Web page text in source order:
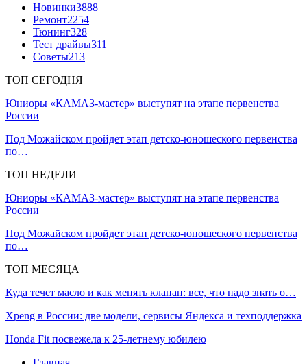
Новинки3888
Ремонт2254
Тюнинг328
Тест драйвы311
Советы213
ТОП СЕГОДНЯ
Юниоры «КАМАЗ-мастер» выступят на этапе первенства
России
Под Можайском пройдет этап детско-юношеского первенства
по…
ТОП НЕДЕЛИ
Юниоры «КАМАЗ-мастер» выступят на этапе первенства
России
Под Можайском пройдет этап детско-юношеского первенства
по…
ТОП МЕСЯЦА
Куда течет масло и как менять клапан: все, что надо знать о…
Xpeng в России: две модели, сервисы Яндекса и техподдержка
Honda Fit посвежела к 25-летнему юбилею